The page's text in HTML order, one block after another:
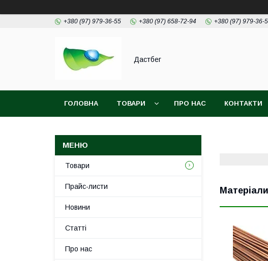
+380 (97) 979-36-55 +380 (97) 658-72-94 +380 (97) 979-36-
Дастбег
ГОЛОВНА ТОВАРИ ПРО НАС КОНТАКТИ
Матеріали
Товари
Прайс-листи
Новини
Статті
Про нас